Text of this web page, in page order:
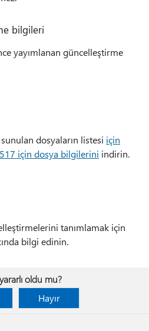
bilgileri
yayımlanan güncelleştirme
dosyaların listesi için
için dosya bilgilerini indirin.
tanımlamak için
bilgi edinin.
oldu mu?
Hayır